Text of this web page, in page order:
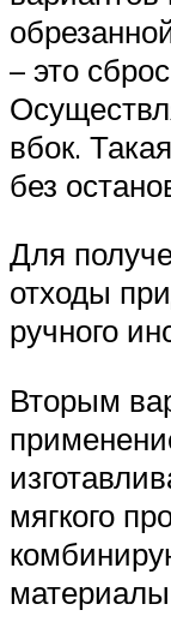
– это
вбок.
без
Для
отходы
ручного
Вторым
мягкого